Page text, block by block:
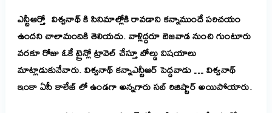
ఎన్టీఆర్తో విశ్వనాథ్ కి సినిమాల్లోకి రావడాని కన్నాముందే పరిచయం
ఉందని చాలామందికి తెలియదు. వాళ్లిద్దరూ బెజవాడ నుంచి గుంటూరు
వరకూ రోజు ఓకే ట్రైన్లో ట్రావెల్ చేస్తూ బోల్డు విషయాలు
మాట్లాడుకునేవారు. విశ్వనాథ్ కన్నాఎన్టీఆర్ పెద్దవాడు … విశ్వనాథ్
ఇంకా ఏసీ కాలేజ్ లో ఉండగా అన్నగారు సబ్ రిజిష్టార్ అయిపోయారు.